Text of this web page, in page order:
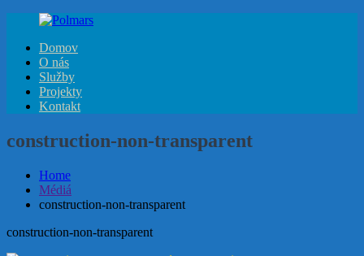
content
Polmars
Meranie
regulácia
teploty,
elektrorevízie,
Domov
O nás
Služby
Projekty
Kontakt
construction-non-transparent
Home
Médiá
construction-non-transparent
construction-non-transparent